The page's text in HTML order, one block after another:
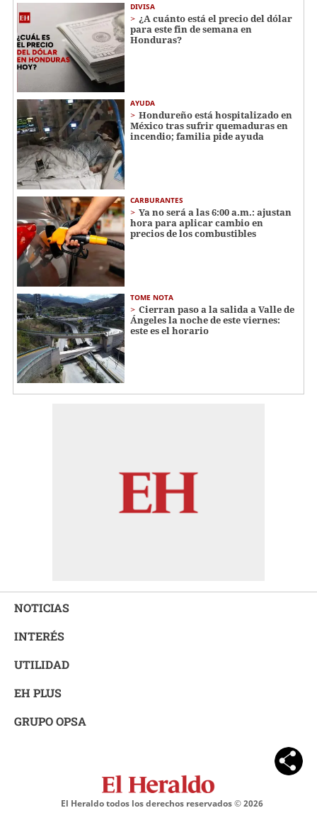
DIVISA
¿A cuánto está el precio del dólar
para este fin de semana en
Honduras?
AYUDA
Hondureño está hospitalizado en
México tras sufrir quemaduras en
incendio; familia pide ayuda
CARBURANTES
Ya no será a las 6:00 a.m.: ajustan
hora para aplicar cambio en
precios de los combustibles
TOME NOTA
Cierran paso a la salida a Valle de
Ángeles la noche de este viernes:
este es el horario
NOTICIAS
INTERÉS
UTILIDAD
EH PLUS
GRUPO OPSA
El Heraldo todos los derechos reservados ©2026